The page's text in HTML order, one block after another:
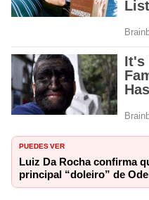
PUEDES VER
Luiz Da Rocha confirma
principal “doleiro” de